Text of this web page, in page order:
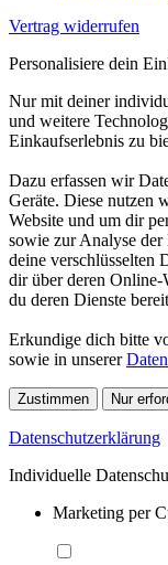
Vertrag widerrufen
Personalisiere dein
Nur mit deiner
und weitere
Einkaufserlebnis zu
Dazu erfassen wir
Geräte. Diese nutzen
Website und um dir
sowie zur Analyse
deine verschlüsselten
dir über deren Online-
du deren Dienste
Erkundige dich bitte
sowie in unserer
Zustimmen Nur
Datenschutzerklärung
Individuelle
Marketing per